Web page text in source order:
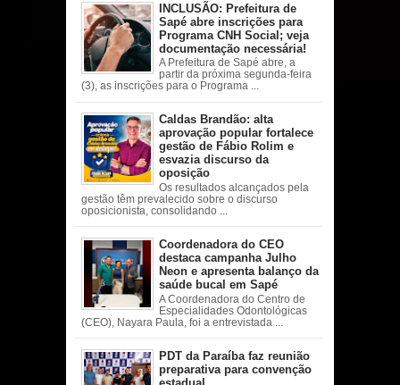
INCLUSÃO: Prefeitura de
Sapé abre inscrições para
Programa CNH Social; veja
documentação necessária!
A Prefeitura de Sapé abre, a
partir da próxima segunda-feira
(3), as inscrições para o Programa ...
Caldas Brandão: alta
aprovação popular fortalece
gestão de Fábio Rolim e
esvazia discurso da
oposição
Os resultados alcançados pela
gestão têm prevalecido sobre o discurso
oposicionista, consolidando ...
Coordenadora do CEO
destaca campanha Julho
Neon e apresenta balanço da
saúde bucal em Sapé
A Coordenadora do Centro de
Especialidades Odontológicas
(CEO), Nayara Paula, foi a entrevistada ...
PDT da Paraíba faz reunião
preparativa para convenção